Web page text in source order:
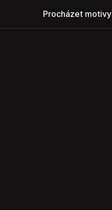
Procházet motivy